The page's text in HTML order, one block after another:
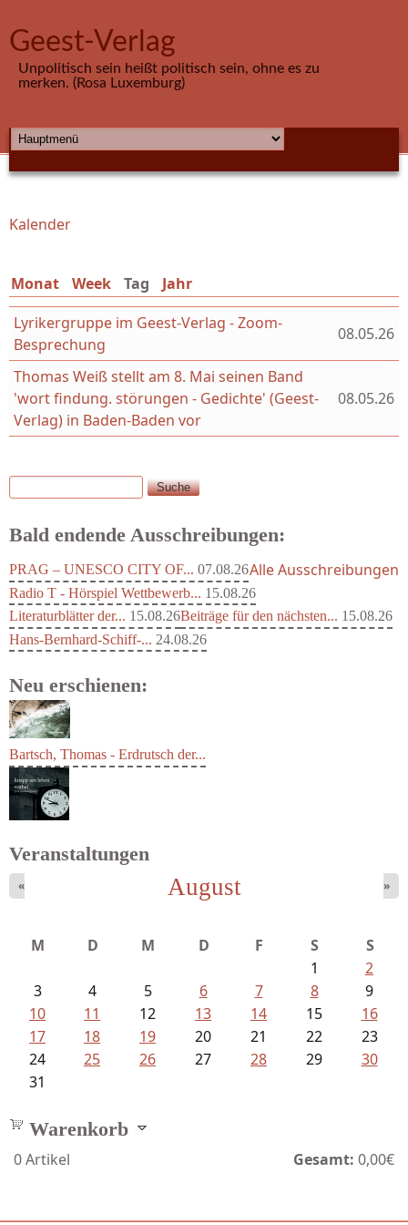
Geest-Verlag
Unpolitisch sein heißt politisch sein, ohne es zu
merken. (Rosa Luxemburg)
HAUPTMENÜ
Sie sind hier
Kalender
Monat Week Tag (aktiver Reiter)
Jahr
Lyrikergruppe im Geest-Verlag - Zoom-
Besprechung
08.05.26
Thomas Weiß stellt am 8. Mai seinen Band
'wort findung. störungen - Gedichte' (Geest-
Verlag) in Baden-Baden vor
08.05.26
Suchformular
Suche
Bald endende Ausschreibungen:
PRAG – UNESCO CITY OF... 07.08.26
Radio T - Hörspiel Wettbewerb... 15.08.26
Literaturblätter der... 15.08.26Beiträge für den nächsten... 15.08.26
Hans-Bernhard-Schiff-... 24.08.26
Alle Ausschreibungen
Neu erschienen:
Bartsch, Thomas - Erdrutsch der...
Schaffelhofer, Jörg - knapp am...
Veranstaltungen
August
« »
M D M D F S
S
1
2
3
4 5 6 7 8
9
10
11 12 13 14 15
16
17
18 19 20 21 22
23
24
25 26 27 28 29
30
31
Warenkorb
0Artikel Gesamt: 0,00€